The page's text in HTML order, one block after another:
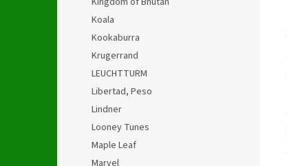
Koala
Kookaburra
Krugerrand
LEUCHTTURM
Libertad, Peso
Lindner
Looney Tunes
Maple Leaf
Marvel